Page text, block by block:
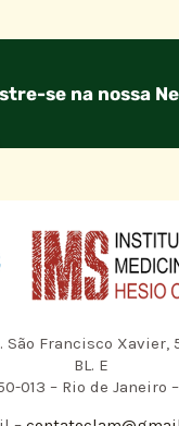
se na nossa
São Francisco Xavier,
BL. E
013 – Rio de Janeiro